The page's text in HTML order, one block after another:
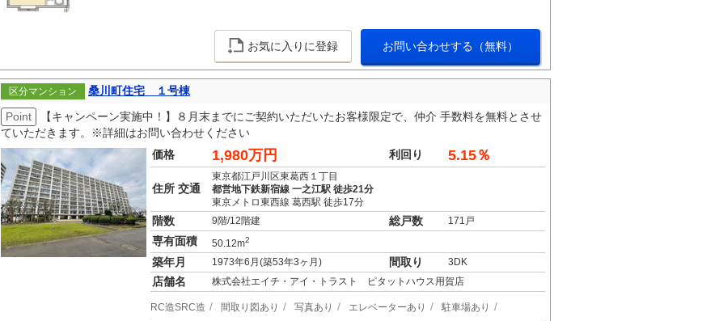
お気に入りに登録 お問い合わせする（無料）
区分マンション
桑川町住宅 １号棟
Point
【キャンペーン実施中！】８月末までにご契約いただいたお客様限定で、仲介 手数料を無料とさせ
ていただきます。※詳細はお問い合わせください
価格
1,980万円 利回り 5.15％
住所 交通
東京都江戸川区東葛西１丁目
都営地下鉄新宿線 一之江駅 徒歩21分
東京メトロ東西線 葛西駅 徒歩17分
階数 9階/12階建 総戸数 171戸
専有面積 50.12m2
築年月 1973年6月(築53年3ヶ月) 間取り 3DK
店舗名 株式会社エイチ・アイ・トラスト ピタットハウス用賀店
RC造SRC造 間取り図あり 写真あり エレベーターあり 駐車場あり